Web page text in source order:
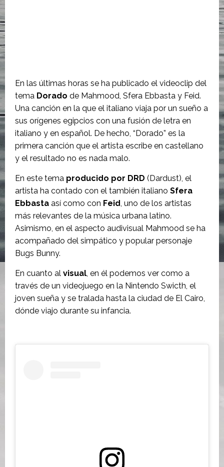
En las últimas horas se ha publicado el videoclip del
tema Dorado de Mahmood, Sfera Ebbasta y Feid.
Una canción en la que el italiano viaja por un sueño a
sus orígenes egipcios con una fusión de letra en
italiano y en español. De hecho, “Dorado” es la
primera canción que el artista escribe en castellano
y el resultado no es nada malo.
En este tema producido por DRD (Dardust), el
artista ha contado con el también italiano Sfera
Ebbasta así como con Feid, uno de los artistas
más relevantes de la música urbana latino.
Asimismo, en el aspecto audivisual Mahmood se ha
acompañado del simpático y popular personaje
Bugs Bunny.
En cuanto al visual, en él podemos ver como a
través de un videojuego en la Nintendo Swicth, el
joven sueña y se tralada hasta la ciudad de El Cairo,
dónde viajo durante su infancia.